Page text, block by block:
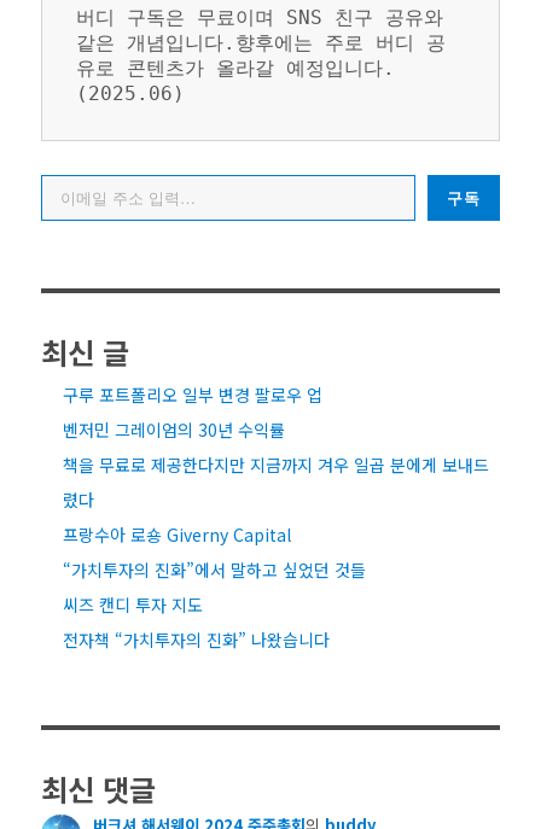
버디 구독은 무료이며 SNS 친구 공유와
같은 개념입니다.향후에는 주로 버디 공
유로 콘텐츠가 올라갈 예정입니다.
(2025.06)
이메일 주소 입력…
구독
최신 글
구루 포트폴리오 일부 변경 팔로우 업
벤저민 그레이엄의 30년 수익률
책을 무료로 제공한다지만 지금까지 겨우 일곱 분에게 보내드
렸다
프랑수아 로숑 Giverny Capital
“가치투자의 진화”에서 말하고 싶었던 것들
씨즈 캔디 투자 지도
전자책 “가치투자의 진화” 나왔습니다
최신 댓글